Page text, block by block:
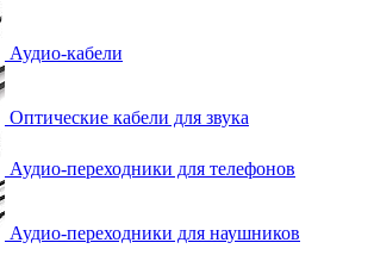
Аудио-кабели
Оптические кабели для звука
Аудио-переходники для телефонов
Аудио-переходники для наушников